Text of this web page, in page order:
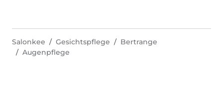
Salonkee Gesichtspflege
Bertrange
Augenpflege